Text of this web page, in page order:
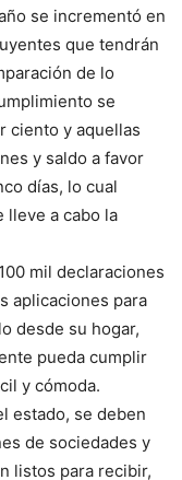
se incrementó en
que tendrán
de lo
se
ciento y aquellas
y saldo a favor
días, lo cual
lleve a cabo la
mil declaraciones
aplicaciones para
desde su hogar,
pueda cumplir
y cómoda.
estado, se deben
de sociedades y
listos para recibir,